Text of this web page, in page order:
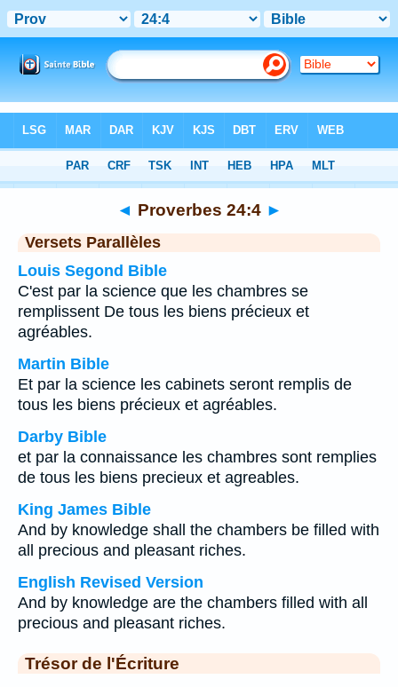
Chapitre 24 > Verset 4
◄ Proverbes 24:4 ►
Versets Parallèles
Louis Segond Bible
C'est par la science que les chambres se
remplissent De tous les biens précieux et
agréables.
Martin Bible
Et par la science les cabinets seront remplis de
tous les biens précieux et agréables.
Darby Bible
et par la connaissance les chambres sont remplies
de tous les biens precieux et agreables.
King James Bible
And by knowledge shall the chambers be filled with
all precious and pleasant riches.
English Revised Version
And by knowledge are the chambers filled with all
precious and pleasant riches.
Trésor de l'Écriture